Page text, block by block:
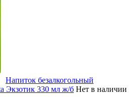
Напиток безалкогольный
Экзотик 330 мл ж/б Нет в наличии